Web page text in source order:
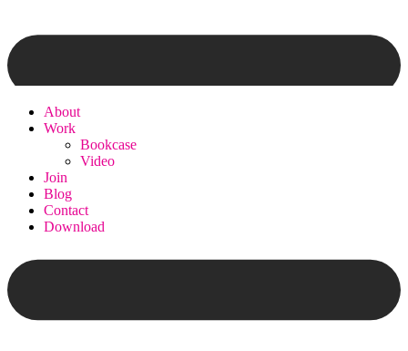
About
Work
Bookcase
Video
Join
Blog
Contact
Download